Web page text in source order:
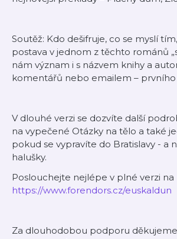
Soutěž: Kdo dešifruje, co se myslí
postava v jednom z těchto románů
nám význam i s názvem knihy a
komentářů nebo emailem –
V dlouhé verzi se dozvíte další
na vypečené Otázky na tělo a také
pokud se vypravíte do Bratislavy - a
halušky.
Poslouchejte nejlépe v plné verzi na
https://www.forendors.cz/euskaldun
Za dlouhodobou podporu